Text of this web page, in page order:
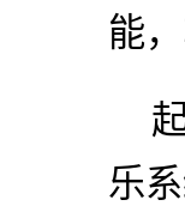
能
乐